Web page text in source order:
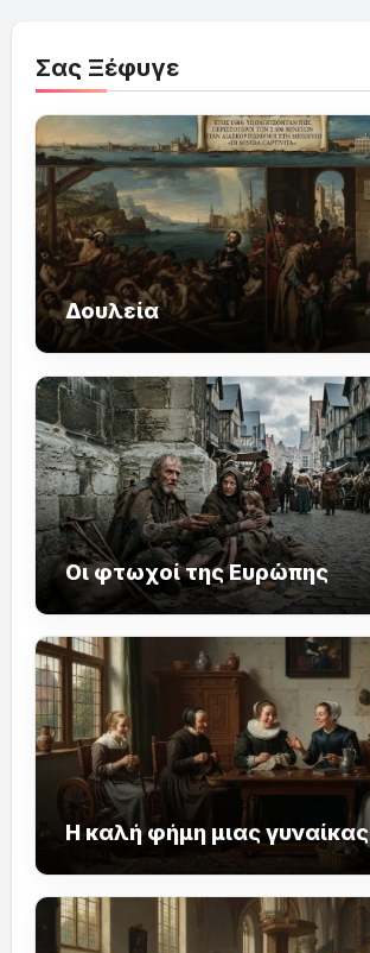
Σας Ξέφυγε
Δουλεία
Οι φτωχοί της Ευρώπης
Η καλή φήμη μιας γυναίκας